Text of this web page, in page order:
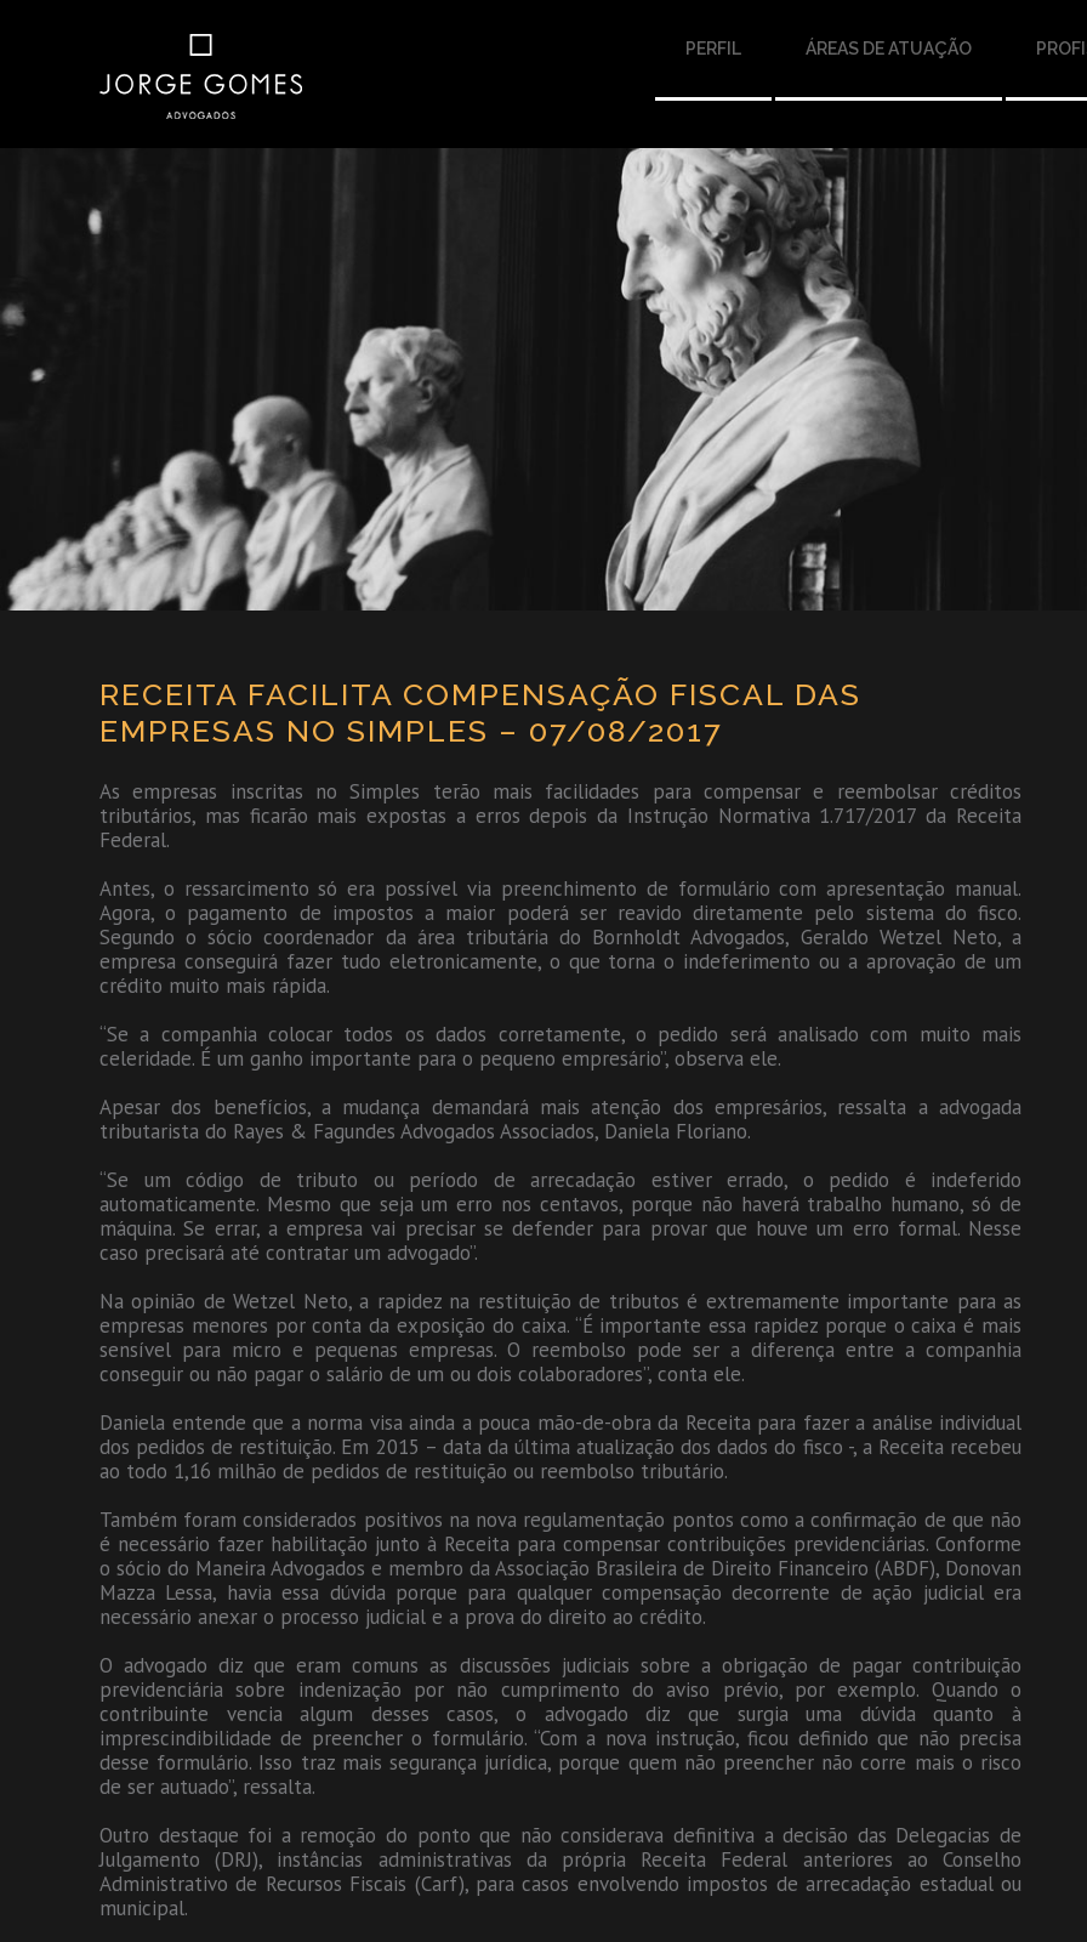
PERFIL ÁREAS DE ATUAÇÃO
RECEITA FACILITA COMPENSAÇÃO FISCAL DAS
EMPRESAS NO SIMPLES – 07/08/2017
As empresas inscritas no Simples terão mais facilidades para compensar e reembolsar créditos
tributários, mas ficarão mais expostas a erros depois da Instrução Normativa 1.717/2017 da Receita
Federal.
Antes, o ressarcimento só era possível via preenchimento de formulário com apresentação manual.
Agora, o pagamento de impostos a maior poderá ser reavido diretamente pelo sistema do fisco.
Segundo o sócio coordenador da área tributária do Bornholdt Advogados, Geraldo Wetzel Neto, a
empresa conseguirá fazer tudo eletronicamente, o que torna o indeferimento ou a aprovação de um
crédito muito mais rápida.
“Se a companhia colocar todos os dados corretamente, o pedido será analisado com muito mais
celeridade. É um ganho importante para o pequeno empresário”, observa ele.
Apesar dos benefícios, a mudança demandará mais atenção dos empresários, ressalta a advogada
tributarista do Rayes & Fagundes Advogados Associados, Daniela Floriano.
“Se um código de tributo ou período de arrecadação estiver errado, o pedido é indeferido
automaticamente. Mesmo que seja um erro nos centavos, porque não haverá trabalho humano, só de
máquina. Se errar, a empresa vai precisar se defender para provar que houve um erro formal. Nesse
caso precisará até contratar um advogado”.
Na opinião de Wetzel Neto, a rapidez na restituição de tributos é extremamente importante para as
empresas menores por conta da exposição do caixa. “É importante essa rapidez porque o caixa é mais
sensível para micro e pequenas empresas. O reembolso pode ser a diferença entre a companhia
conseguir ou não pagar o salário de um ou dois colaboradores”, conta ele.
Daniela entende que a norma visa ainda a pouca mão-de-obra da Receita para fazer a análise individual
dos pedidos de restituição. Em 2015 – data da última atualização dos dados do fisco -, a Receita recebeu
ao todo 1,16 milhão de pedidos de restituição ou reembolso tributário.
Também foram considerados positivos na nova regulamentação pontos como a confirmação de que não
é necessário fazer habilitação junto à Receita para compensar contribuições previdenciárias. Conforme
o sócio do Maneira Advogados e membro da Associação Brasileira de Direito Financeiro (ABDF), Donovan
Mazza Lessa, havia essa dúvida porque para qualquer compensação decorrente de ação judicial era
necessário anexar o processo judicial e a prova do direito ao crédito.
O advogado diz que eram comuns as discussões judiciais sobre a obrigação de pagar contribuição
previdenciária sobre indenização por não cumprimento do aviso prévio, por exemplo. Quando o
contribuinte vencia algum desses casos, o advogado diz que surgia uma dúvida quanto à
imprescindibilidade de preencher o formulário. “Com a nova instrução, ficou definido que não precisa
desse formulário. Isso traz mais segurança jurídica, porque quem não preencher não corre mais o risco
de ser autuado”, ressalta.
Outro destaque foi a remoção do ponto que não considerava definitiva a decisão das Delegacias de
Julgamento (DRJ), instâncias administrativas da própria Receita Federal anteriores ao Conselho
Administrativo de Recursos Fiscais (Carf), para casos envolvendo impostos de arrecadação estadual ou
municipal.